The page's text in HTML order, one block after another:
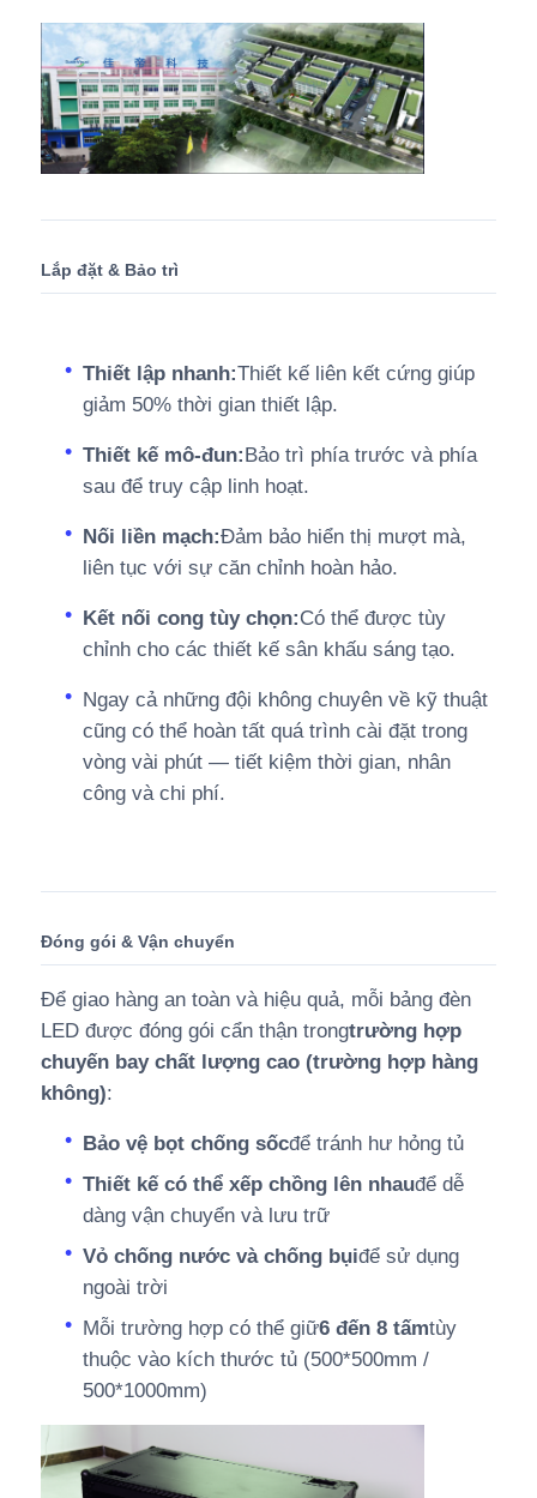
Lắp đặt & Bảo trì
Thiết lập nhanh:Thiết kế liên kết cứng giúp
giảm 50% thời gian thiết lập.
Thiết kế mô-đun:Bảo trì phía trước và phía
sau để truy cập linh hoạt.
Nối liền mạch:Đảm bảo hiển thị mượt mà,
liên tục với sự căn chỉnh hoàn hảo.
Kết nối cong tùy chọn:Có thể được tùy
chỉnh cho các thiết kế sân khấu sáng tạo.
Ngay cả những đội không chuyên về kỹ thuật
cũng có thể hoàn tất quá trình cài đặt trong
vòng vài phút — tiết kiệm thời gian, nhân
công và chi phí.
Đóng gói & Vận chuyển
Để giao hàng an toàn và hiệu quả, mỗi bảng đèn
LED được đóng gói cẩn thận trongtrường hợp
chuyến bay chất lượng cao (trường hợp hàng
không):
Bảo vệ bọt chống sốcđể tránh hư hỏng tủ
Thiết kế có thể xếp chồng lên nhauđể dễ
dàng vận chuyển và lưu trữ
Vỏ chống nước và chống bụiđể sử dụng
ngoài trời
Mỗi trường hợp có thể giữ6 đến 8 tấmtùy
thuộc vào kích thước tủ (500*500mm /
500*1000mm)